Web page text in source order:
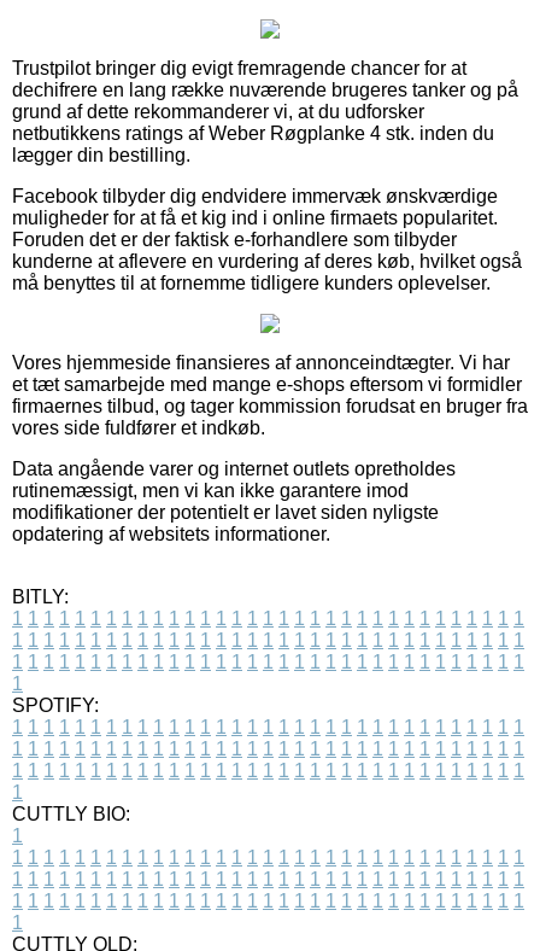
Trustpilot bringer dig evigt fremragende chancer for at
dechifrere en lang række nuværende brugeres tanker og på
grund af dette rekommanderer vi, at du udforsker
netbutikkens ratings af Weber Røgplanke 4 stk. inden du
lægger din bestilling.
Facebook tilbyder dig endvidere immervæk ønskværdige
muligheder for at få et kig ind i online firmaets popularitet.
Foruden det er der faktisk e-forhandlere som tilbyder
kunderne at aflevere en vurdering af deres køb, hvilket også
må benyttes til at fornemme tidligere kunders oplevelser.
Vores hjemmeside finansieres af annonceindtægter. Vi har
et tæt samarbejde med mange e-shops eftersom vi formidler
firmaernes tilbud, og tager kommission forudsat en bruger fra
vores side fuldfører et indkøb.
Data angående varer og internet outlets opretholdes
rutinemæssigt, men vi kan ikke garantere imod
modifikationer der potentielt er lavet siden nyligste
opdatering af websitets informationer.
BITLY:
1 1 1 1 1 1 1 1 1 1 1 1 1 1 1 1 1 1 1 1 1 1 1 1 1 1 1 1 1 1 1 1 1
1 1 1 1 1 1 1 1 1 1 1 1 1 1 1 1 1 1 1 1 1 1 1 1 1 1 1 1 1 1 1 1 1
1 1 1 1 1 1 1 1 1 1 1 1 1 1 1 1 1 1 1 1 1 1 1 1 1 1 1 1 1 1 1 1 1
1
SPOTIFY:
1 1 1 1 1 1 1 1 1 1 1 1 1 1 1 1 1 1 1 1 1 1 1 1 1 1 1 1 1 1 1 1 1
1 1 1 1 1 1 1 1 1 1 1 1 1 1 1 1 1 1 1 1 1 1 1 1 1 1 1 1 1 1 1 1 1
1 1 1 1 1 1 1 1 1 1 1 1 1 1 1 1 1 1 1 1 1 1 1 1 1 1 1 1 1 1 1 1 1
1
CUTTLY BIO:
1
1 1 1 1 1 1 1 1 1 1 1 1 1 1 1 1 1 1 1 1 1 1 1 1 1 1 1 1 1 1 1 1 1
1 1 1 1 1 1 1 1 1 1 1 1 1 1 1 1 1 1 1 1 1 1 1 1 1 1 1 1 1 1 1 1 1
1 1 1 1 1 1 1 1 1 1 1 1 1 1 1 1 1 1 1 1 1 1 1 1 1 1 1 1 1 1 1 1 1
1
CUTTLY OLD: